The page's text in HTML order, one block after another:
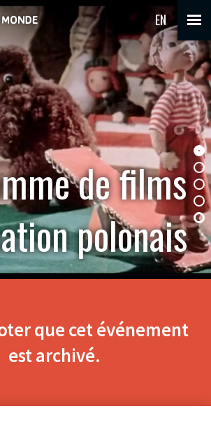
EN
de films
polonais
que cet événement
est archivé.